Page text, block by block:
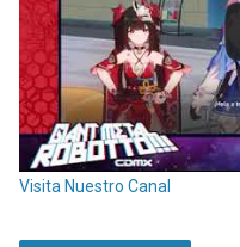
Visita Nuestro Canal